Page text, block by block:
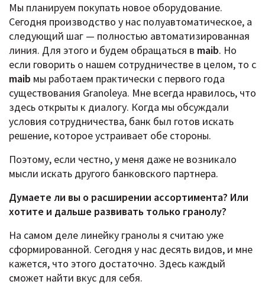
Мы планируем покупать новое оборудование.
Сегодня производство у нас полуавтоматическое, а
следующий шаг — полностью автоматизированная
линия. Для этого и будем обращаться в maib. Но
если говорить о нашем сотрудничестве в целом, то с
maib мы работаем практически с первого года
существования Granoleya. Мне всегда нравилось, что
здесь открыты к диалогу. Когда мы обсуждали
условия сотрудничества, банк был готов искать
решение, которое устраивает обе стороны.
Поэтому, если честно, у меня даже не возникало
мысли искать другого банковского партнера.
Думаете ли вы о расширении ассортимента? Или
хотите и дальше развивать только гранолу?
На самом деле линейку гранолы я считаю уже
сформированной. Сегодня у нас десять видов, и мне
кажется, что этого достаточно. Здесь каждый
сможет найти вкус для себя.